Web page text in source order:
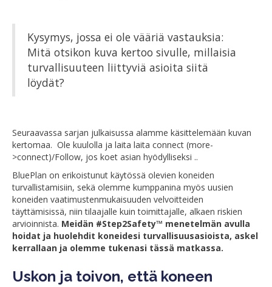
Kysymys, jossa ei ole vääriä vastauksia:
Mitä otsikon kuva kertoo sivulle, millaisia
turvallisuuteen liittyviä asioita siitä
löydät?
Seuraavassa sarjan julkaisussa alamme käsittelemään kuvan
kertomaa. Ole kuulolla ja laita laita connect (more-
>connect)/Follow, jos koet asian hyödylliseksi ..
BluePlan on erikoistunut käytössä olevien koneiden
turvallistamisiin, sekä olemme kumppanina myös uusien
koneiden vaatimustenmukaisuuden velvoitteiden
täyttämisissä, niin tilaajalle kuin toimittajalle, alkaen riskien
arvioinnista. Meidän #Step2Safety™ menetelmän avulla
hoidat ja huolehdit koneidesi turvallisuusasioista, askel
kerrallaan ja olemme tukenasi tässä matkassa.
Uskon ja toivon, että koneen